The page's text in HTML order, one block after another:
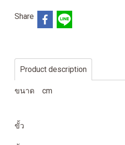
Share
Product description
ขนาด cm
ขั้ว